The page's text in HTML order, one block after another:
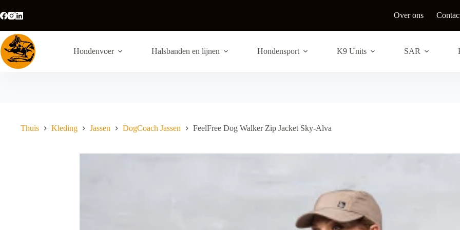
naar
de
inhoud
Over ons
Hondenvoer Halsbanden en lijnen Hondensport K9 Units SAR
Thuis Kleding Jassen DogCoach Jassen FeelFree Dog Walker Zip Jacket Sky-Alva